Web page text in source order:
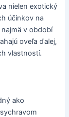
nielen exotický
účinkov na
v období
oveľa ďalej,
vlastností.
ako